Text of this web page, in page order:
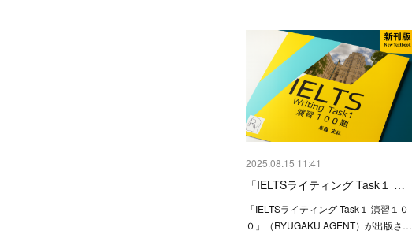
2025.08.15 11:41
「IELTSライティング Task１ …
「IELTSライティング Task１ 演習１０
０」（RYUGAKU AGENT）が出版さ…